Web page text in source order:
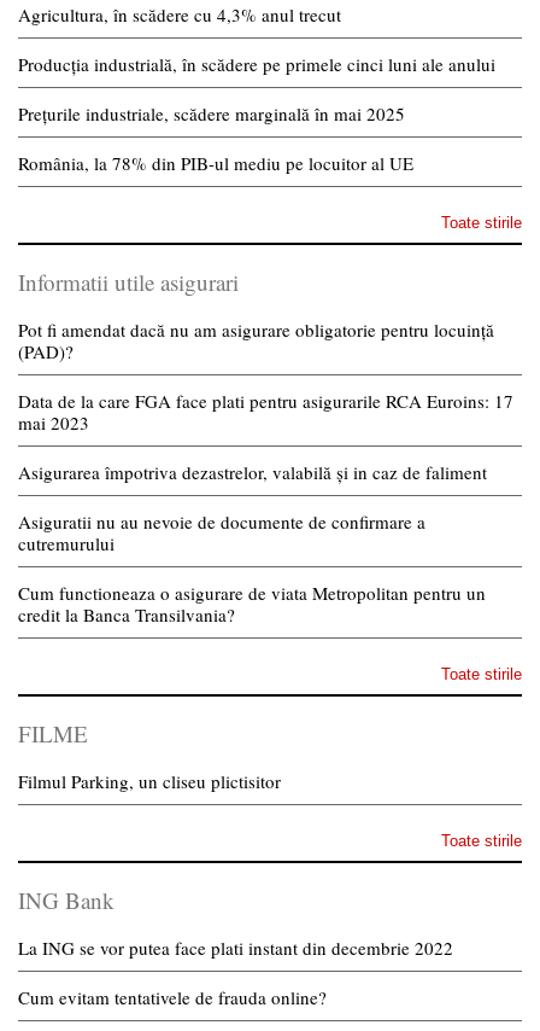
Agricultura, în scădere cu 4,3% anul trecut
Producția industrială, în scădere pe primele cinci luni ale anului
Prețurile industriale, scădere marginală în mai 2025
România, la 78% din PIB-ul mediu pe locuitor al UE
Toate stirile
Informatii utile asigurari
Pot fi amendat dacă nu am asigurare obligatorie pentru locuință
(PAD)?
Data de la care FGA face plati pentru asigurarile RCA Euroins: 17
mai 2023
Asigurarea împotriva dezastrelor, valabilă și in caz de faliment
Asiguratii nu au nevoie de documente de confirmare a
cutremurului
Cum functioneaza o asigurare de viata Metropolitan pentru un
credit la Banca Transilvania?
Toate stirile
FILME
Filmul Parking, un cliseu plictisitor
Toate stirile
ING Bank
La ING se vor putea face plati instant din decembrie 2022
Cum evitam tentativele de frauda online?